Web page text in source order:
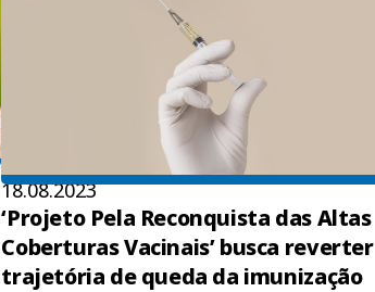
18.08.2023
‘Projeto Pela Reconquista das Altas
Coberturas Vacinais’ busca reverter
trajetória de queda da imunização